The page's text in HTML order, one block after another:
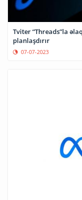
Tviter “Threads”la
planlaşdırır
07-07-2023